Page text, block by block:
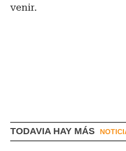
venir.
TODAVIA HAY MÁS